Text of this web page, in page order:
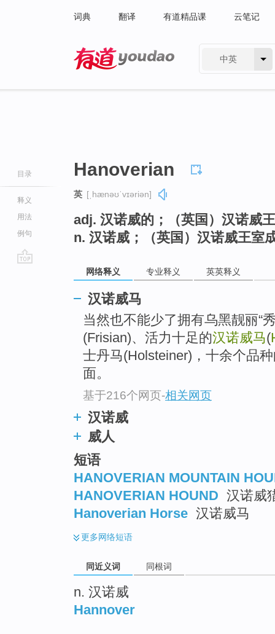
词典 翻译 有道精品课 云笔记
中英
目录
释义
用法
例句
Hanoverian
英 [ˌhænəʊˈvɪəriən]
adj. 汉诺威的；（英国）汉诺威
n. 汉诺威；（英国）汉诺威王室
网络释义 专业释义 英英释义
汉诺威马
当然也不能少了拥有乌黑靓丽“
(Frisian)、活力十足的汉诺威马(
士丹马(Holsteiner)，十余个品
面。
基于216个网页-相关网页
汉诺威
威人
短语
HANOVERIAN MOUNTAIN
HANOVERIAN HOUND 汉诺威
Hanoverian Horse 汉诺威马
更多网络短语
同近义词 同根词
n. 汉诺威
Hannover